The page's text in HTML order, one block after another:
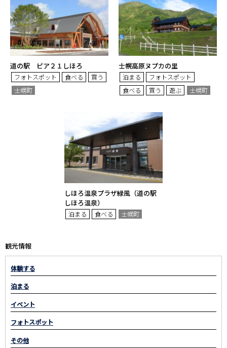
道の駅 ピア２１しほろ
フォトスポット 食べる
買う
士幌町
士幌高原ヌプカの里
泊まる
フォトスポット
食べる
買う 遊ぶ 士幌町
しほろ温泉プラザ緑風（道の駅
しほろ温泉）
泊まる 食べる 士幌町
観光情報
体験する
泊まる
イベント
フォトスポット
その他